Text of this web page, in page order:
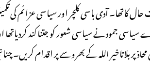
کاتھا۔ آدی باسی کلچر اور سیاسی عزائم کی
جمود نے سیاسی شعور کو جتنا کند کردیاتھا